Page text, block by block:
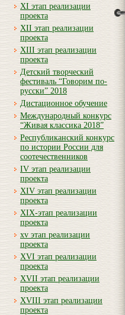
XI этап реализации
проекта
XII этап реализации
проекта
XIII этап реализации
проекта
Детский творческий
фестиваль “Говорим по-
русски” 2018
Дистационное обучение
Международный конкурс
“Живая классика 2018”
Республиканский конкурс
по истории России для
соотечественников
IV этап реализации
проекта
XIV этап реализации
проекта
XIX-этап реализации
проекта
xv этап реализации
проекта
XVI этап реализации
проекта
XVII этап реализации
проекта
XVIII этап реализации
проекта